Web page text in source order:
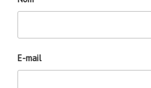
E-mail